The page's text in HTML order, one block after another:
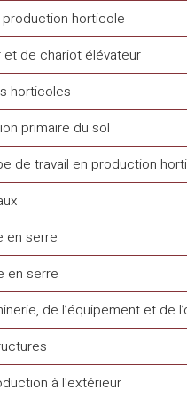
horticole
de chariot élévateur
horticoles
primaire du sol
de travail en production
en serre
en serre
de l’équipement et de
à l'extérieur